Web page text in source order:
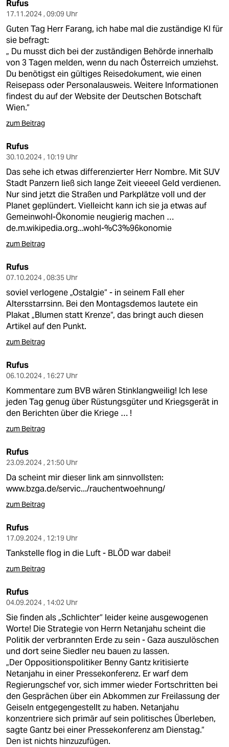
Rufus
17.11.2024 , 09:09 Uhr
Guten Tag Herr Farang, ich habe mal die zuständige KI für
sie befragt:
„ Du musst dich bei der zuständigen Behörde innerhalb
von 3 Tagen melden, wenn du nach Österreich umziehst.
Du benötigst ein gültiges Reisedokument, wie einen
Reisepass oder Personalausweis. Weitere Informationen
findest du auf der Website der Deutschen Botschaft
Wien.“
zum Beitrag
Rufus
30.10.2024 , 10:19 Uhr
Das sehe ich etwas differenzierter Herr Nombre. Mit SUV
Stadt Panzern ließ sich lange Zeit vieeeel Geld verdienen.
Nur sind jetzt die Straßen und Parkplätze voll und der
Planet geplündert. Vielleicht kann ich sie ja etwas auf
Gemeinwohl-Ökonomie neugierig machen …
de.m.wikipedia.org...wohl-%C3%96konomie
zum Beitrag
Rufus
07.10.2024 , 08:35 Uhr
soviel verlogene „Ostalgie“ - in seinem Fall eher
Altersstarrsinn. Bei den Montagsdemos lautete ein
Plakat „Blumen statt Krenze“, das bringt auch diesen
Artikel auf den Punkt.
zum Beitrag
Rufus
06.10.2024 , 16:27 Uhr
Kommentare zum BVB wären Stinklangweilig! Ich lese
jeden Tag genug über Rüstungsgüter und Kriegsgerät in
den Berichten über die Kriege … !
zum Beitrag
Rufus
23.09.2024 , 21:50 Uhr
Da scheint mir dieser link am sinnvollsten:
www.bzga.de/servic.../rauchentwoehnung/
zum Beitrag
Rufus
17.09.2024 , 12:19 Uhr
Tankstelle flog in die Luft - BLÖD war dabei!
zum Beitrag
Rufus
04.09.2024 , 14:02 Uhr
Sie finden als „Schlichter“ leider keine ausgewogenen
Worte! Die Strategie von Herrn Netanjahu scheint die
Politik der verbrannten Erde zu sein - Gaza auszulöschen
und dort seine Siedler neu bauen zu lassen.
„Der Oppositionspolitiker Benny Gantz kritisierte
Netanjahu in einer Pressekonferenz. Er warf dem
Regierungschef vor, sich immer wieder Fortschritten bei
den Gesprächen über ein Abkommen zur Freilassung der
Geiseln entgegengestellt zu haben. Netanjahu
konzentriere sich primär auf sein politisches Überleben,
sagte Gantz bei einer Pressekonferenz am Dienstag.“
Den ist nichts hinzuzufügen.